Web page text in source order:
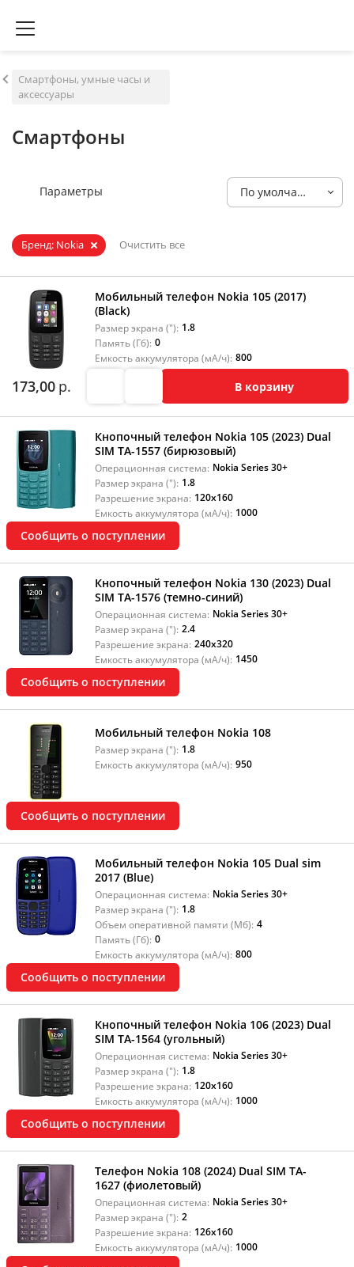
Смартфоны, умные часы и
аксессуары
Смартфоны
Параметры По умолчанию
Бренд: Nokia Очистить все
Мобильный телефон Nokia 105 (2017)
(Black)
Размер экрана ("): 1.8
Память (Гб): 0
Емкость аккумулятора (мА/ч): 800
173,00 р. В корзину
Кнопочный телефон Nokia 105 (2023) Dual
SIM TA-1557 (бирюзовый)
Операционная система: Nokia Series 30+
Размер экрана ("): 1.8
Разрешение экрана: 120x160
Емкость аккумулятора (мА/ч): 1000
Сообщить о поступлении
Кнопочный телефон Nokia 130 (2023) Dual
SIM ТА-1576 (темно-синий)
Операционная система: Nokia Series 30+
Размер экрана ("): 2.4
Разрешение экрана: 240x320
Емкость аккумулятора (мА/ч): 1450
Сообщить о поступлении
Мобильный телефон Nokia 108
Размер экрана ("): 1.8
Емкость аккумулятора (мА/ч): 950
Сообщить о поступлении
Мобильный телефон Nokia 105 Dual sim
2017 (Blue)
Операционная система: Nokia Series 30+
Размер экрана ("): 1.8
Объем оперативной памяти (Мб): 4
Память (Гб): 0
Емкость аккумулятора (мА/ч): 800
Сообщить о поступлении
Кнопочный телефон Nokia 106 (2023) Dual
SIM TA-1564 (угольный)
Операционная система: Nokia Series 30+
Размер экрана ("): 1.8
Разрешение экрана: 120x160
Емкость аккумулятора (мА/ч): 1000
Сообщить о поступлении
Телефон Nokia 108 (2024) Dual SIM TA-
1627 (фиолетовый)
Операционная система: Nokia Series 30+
Размер экрана ("): 2
Разрешение экрана: 126x160
Емкость аккумулятора (мА/ч): 1000